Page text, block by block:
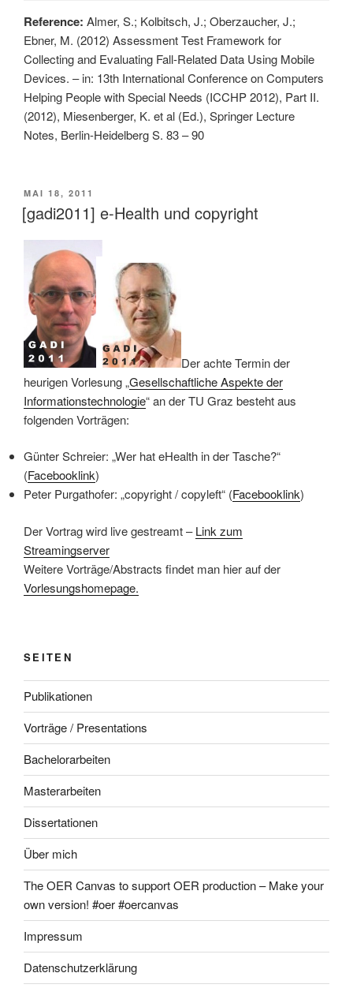
Reference: Almer, S.; Kolbitsch, J.; Oberzaucher, J.;
Ebner, M. (2012) Assessment Test Framework for
Collecting and Evaluating Fall-Related Data Using Mobile
Devices. – in: 13th International Conference on Computers
Helping People with Special Needs (ICCHP 2012), Part II.
(2012), Miesenberger, K. et al (Ed.), Springer Lecture
Notes, Berlin-Heidelberg S. 83 – 90
VERÖFFENTLICHT
AM
MAI 18, 2011
[gadi2011] e-Health und copyright
Der achte Termin der
heurigen Vorlesung „Gesellschaftliche Aspekte der
Informationstechnologie“ an der TU Graz besteht aus
folgenden Vorträgen:
Günter Schreier: „Wer hat eHealth in der Tasche?“
(Facebooklink)
Peter Purgathofer: „copyright / copyleft“ (Facebooklink)
Der Vortrag wird live gestreamt –Link zum
Streamingserver
Weitere Vorträge/Abstracts findet man hier auf der
Vorlesungshomepage.
SEITEN
Publikationen
Vorträge / Presentations
Bachelorarbeiten
Masterarbeiten
Dissertationen
Über mich
The OER Canvas to support OER production – Make your
own version! #oer #oercanvas
Impressum
Datenschutzerklärung